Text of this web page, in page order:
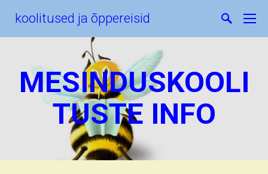
koolitused ja õppereisid
MESINDUSKOOLI
TUSTE INFO